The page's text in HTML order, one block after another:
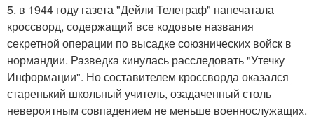
5. в 1944 году газета "Дейли Телеграф" напечатала
кроссворд, содержащий все кодовые названия
секретной операции по высадке союзнических войск в
нормандии. Разведка кинулась расследовать "Утечку
Информации". Но составителем кроссворда оказался
старенький школьный учитель, озадаченный столь
невероятным совпадением не меньше военнослужащих.